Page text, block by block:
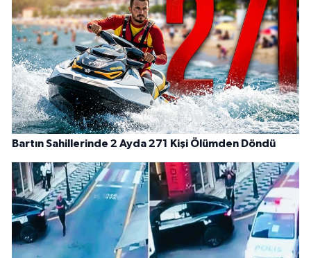
Bartın Sahillerinde 2 Ayda 271 Kişi Ölümden Döndü